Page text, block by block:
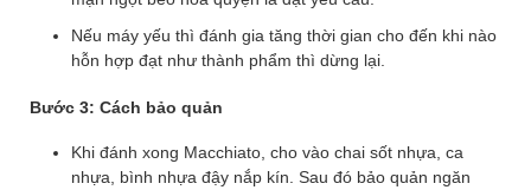
Nếu máy yếu thì đánh gia tăng thời gian cho đến khi nào
hỗn hợp đạt như thành phẩm thì dừng lại.
Bước 3: Cách bảo quản
Khi đánh xong Macchiato, cho vào chai sốt nhựa, ca
nhựa, bình nhựa đậy nắp kín. Sau đó bảo quản ngăn